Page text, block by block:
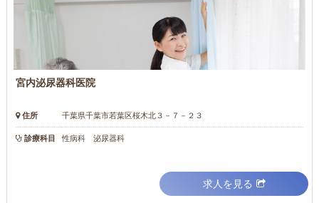
宮内泌尿器科医院
住所 千葉県千葉市若葉区桜木北３－７－２３
診療科目 性病科 泌尿器科
求人を見る